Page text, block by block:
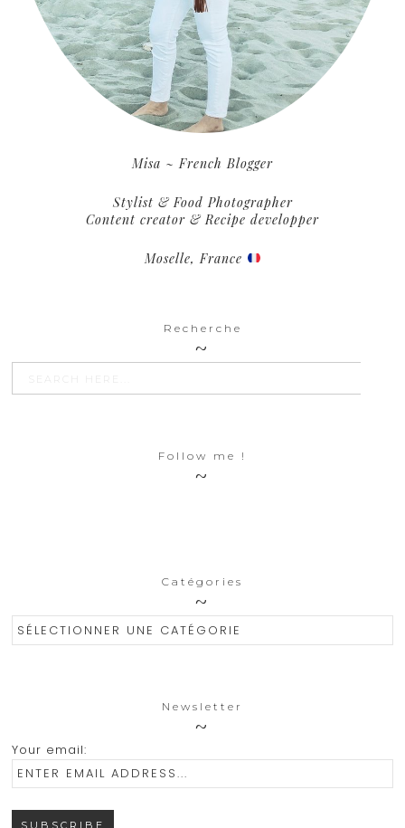
Misa ~ French Blogger
Stylist & Food Photographer
Content creator & Recipe developper
Moselle, France
Recherche
Search SEARCH
Follow me !
Catégories
Catégories
Newsletter
Your email: